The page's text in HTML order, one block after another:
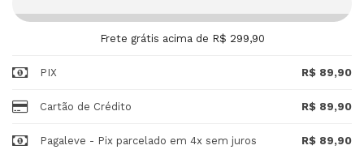
Frete grátis acima de R$ 299,90
PIX R$ 89,90
Cartão de Crédito R$ 89,90
Pagaleve - Pix parcelado em 4x sem juros R$ 89,90